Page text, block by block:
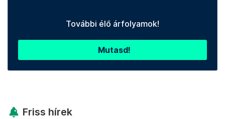
További élő árfolyamok!
Mutasd!
Friss hírek